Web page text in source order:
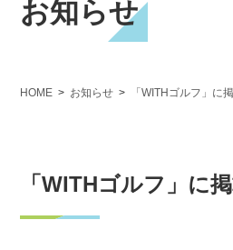
お知らせ
HOME お知らせ 「WITHゴルフ」に
「WITHゴルフ」に